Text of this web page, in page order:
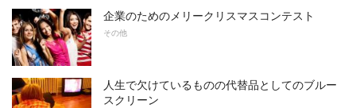
企業のためのメリークリスマスコンテスト
その他
人生で欠けているものの代替品としてのブルー
スクリーン